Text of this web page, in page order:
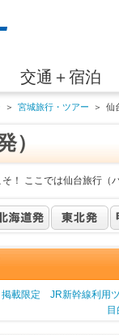
交通＋宿泊
＞ 宮城旅行・ツアー ＞ 仙
）
！ ここでは仙台旅行（
掲載限定 JR新幹線利用